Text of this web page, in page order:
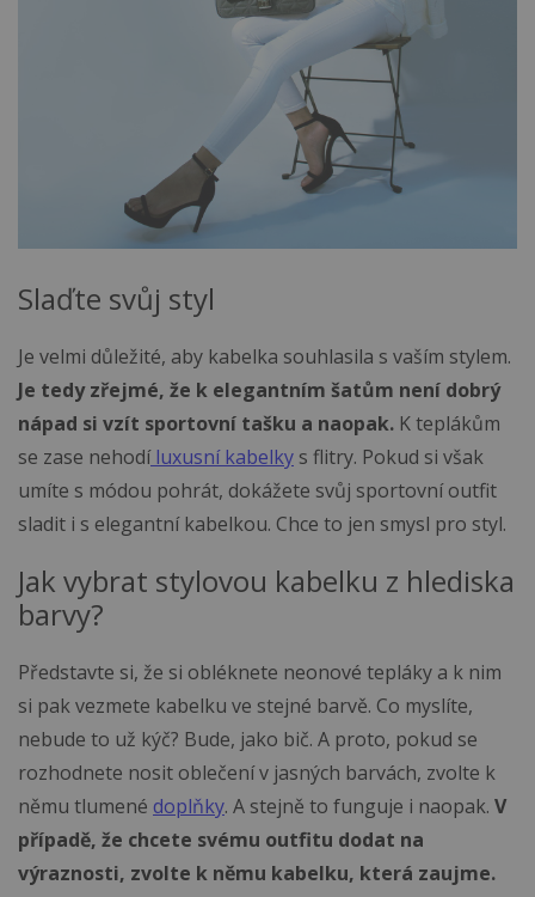
Slaďte svůj styl
Je velmi důležité, aby kabelka souhlasila s vaším stylem.
Je tedy zřejmé, že k elegantním šatům není dobrý
nápad si vzít sportovní tašku a naopak. K teplákům
se zase nehodíluxusní kabelky s flitry. Pokud si však
umíte s módou pohrát, dokážete svůj sportovní outfit
sladit i s elegantní kabelkou. Chce to jen smysl pro styl.
Jak vybrat stylovou kabelku z hlediska
barvy?
Představte si, že si obléknete neonové tepláky a k nim
si pak vezmete kabelku ve stejné barvě. Co myslíte,
nebude to už kýč? Bude, jako bič. A proto, pokud se
rozhodnete nosit oblečení v jasných barvách, zvolte k
němu tlumené doplňky. A stejně to funguje i naopak. V
případě, že chcete svému outfitu dodat na
výraznosti, zvolte k němu kabelku, která zaujme.